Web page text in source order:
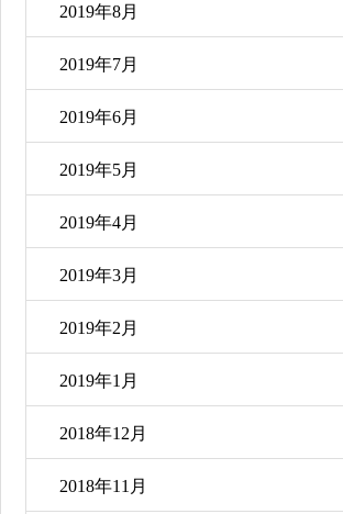
2019年8月
2019年7月
2019年6月
2019年5月
2019年4月
2019年3月
2019年2月
2019年1月
2018年12月
2018年11月